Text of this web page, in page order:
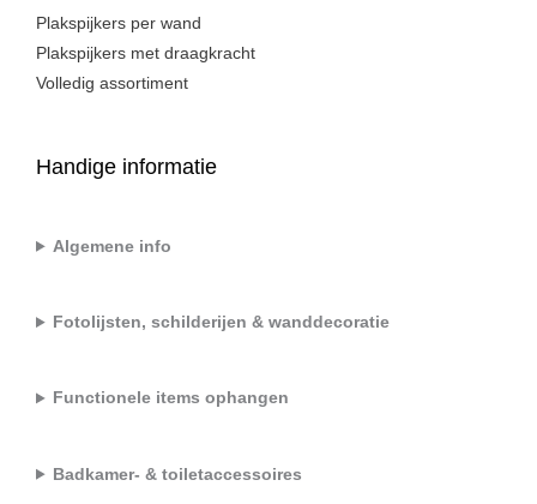
Plakspijkers per wand
Plakspijkers met draagkracht
Volledig assortiment
Handige informatie
Algemene info
Fotolijsten, schilderijen & wanddecoratie
Functionele items ophangen
Badkamer- & toiletaccessoires